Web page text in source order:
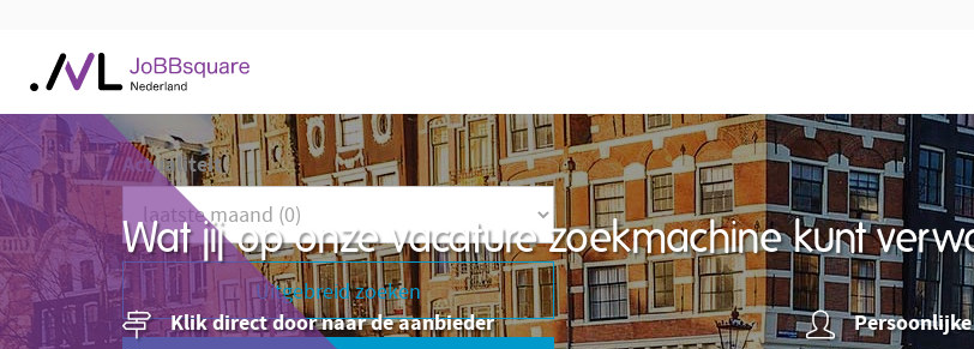
Wat jij op onze vacature zoekmachine kunt
Klik direct door naar de aanbieder
Actualiteit
Uitgebreid zoeken